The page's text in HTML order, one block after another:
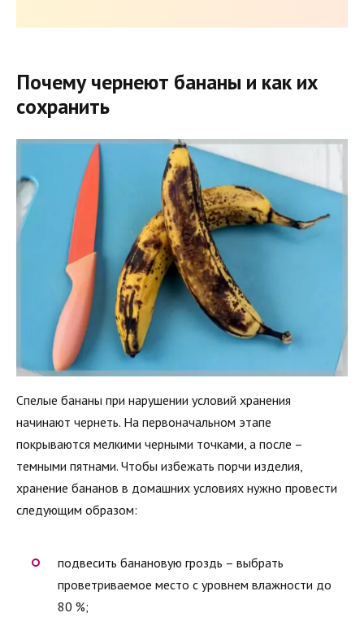
Почему чернеют бананы и как их
сохранить
Спелые бананы при нарушении условий хранения
начинают чернеть. На первоначальном этапе
покрываются мелкими черными точками, а после –
темными пятнами. Чтобы избежать порчи изделия,
хранение бананов в домашних условиях нужно провести
следующим образом:
подвесить банановую гроздь – выбрать
проветриваемое место с уровнем влажности до
80 %;